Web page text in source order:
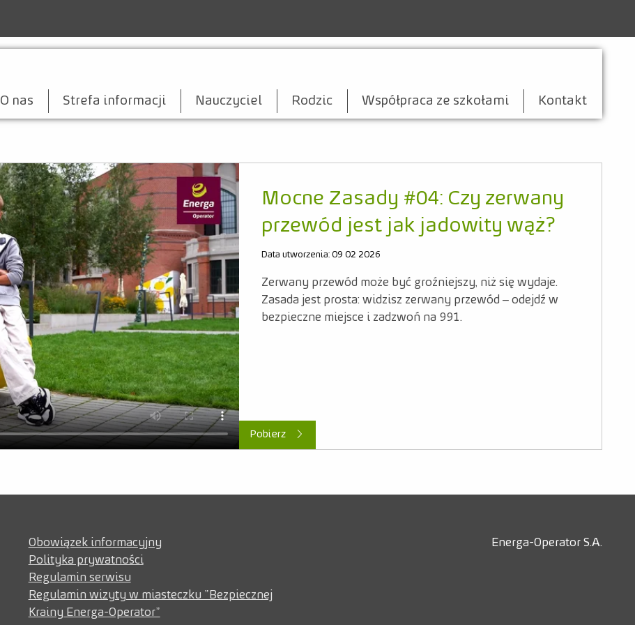
O nas Strefa informacji Nauczyciel Rodzic Współpraca ze szkołami Kontakt
Mocne Zasady #04: Czy zerwany
przewód jest jak jadowity wąż?
Data utworzenia: 09 02 2026
Zerwany przewód może być groźniejszy, niż się wydaje.
Zasada jest prosta: widzisz zerwany przewód – odejdź w
bezpieczne miejsce i zadzwoń na 991.
Pobierz
Obowiązek informacyjny
Polityka prywatności
Regulamin serwisu
Regulamin wizyty w miasteczku "Bezpiecznej
Krainy Energa-Operator"
Energa-Operator S.A.